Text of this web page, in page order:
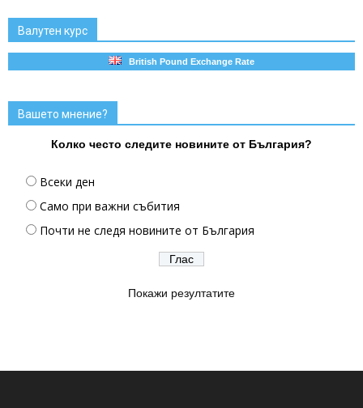
Валутен курс
British Pound Exchange Rate
Вашето мнение?
Колко често следите новините от България?
Всеки ден
Само при важни събития
Почти не следя новините от България
Покажи резултатите